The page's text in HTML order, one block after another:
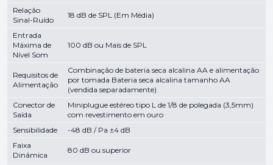
Relação
Sinal-Ruído
18 dB de SPL (Em Média)
Entrada
Máxima de
Nível Som
100 dB ou Mais de SPL
Requisitos de
Alimentação
Combinação de bateria seca alcalina AA e alimentação
por tomada Bateria seca alcalina tamanho AA
(vendida separadamente)
Conector de
Saída
Miniplugue estéreo tipo L de 1/8 de polegada (3,5mm)
com revestimento em ouro
Sensibilidade
-48 dB / Pa ±4 dB
Faixa
Dinâmica
80 dB ou superior